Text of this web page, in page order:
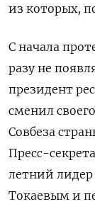
из которых,
С начала
разу не
президент
сменил
Совбеза
Пресс-
летний
Токаевым и